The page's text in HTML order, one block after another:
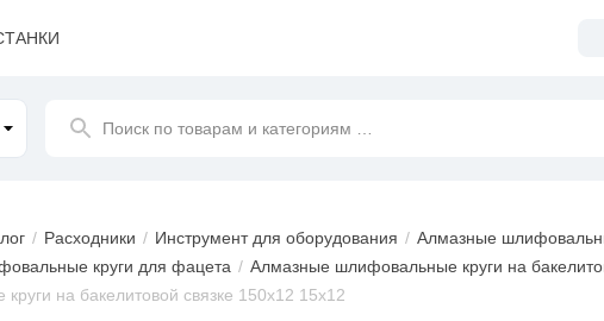
Поиск по товарам и категориям
Расходники Инструмент для оборудования
Алмазные
круги для фацета
Алмазные шлифовальные круги на
на бакелитовой связке 150х12 15х12